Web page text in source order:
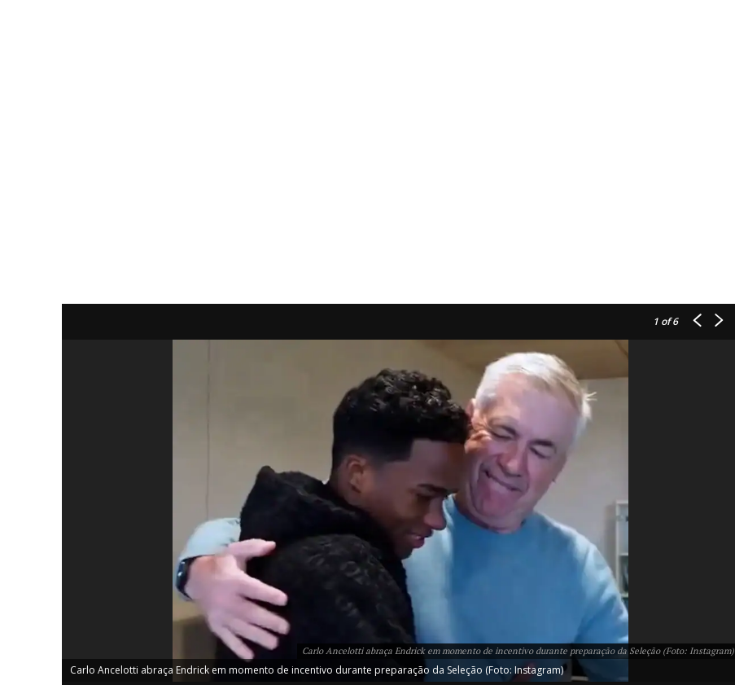
iCHAIT
Aprenda tudo sobre
Inteligência Artificial M5PORTS
Anuncie
Contato
1 of 6
Carlo Ancelotti abraça Endrick em momento de incentivo durante preparação da Seleção (Foto: Instagram)
Carlo Ancelotti abraça Endrick em momento de incentivo durante preparação da Seleção (Foto: Instagram)